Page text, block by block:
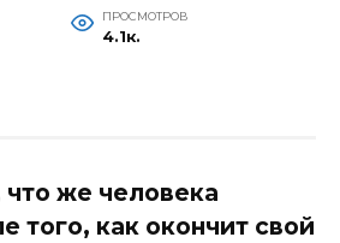
ПРОСМОТРОВ
4.1к.
же человека
того, как окончит свой